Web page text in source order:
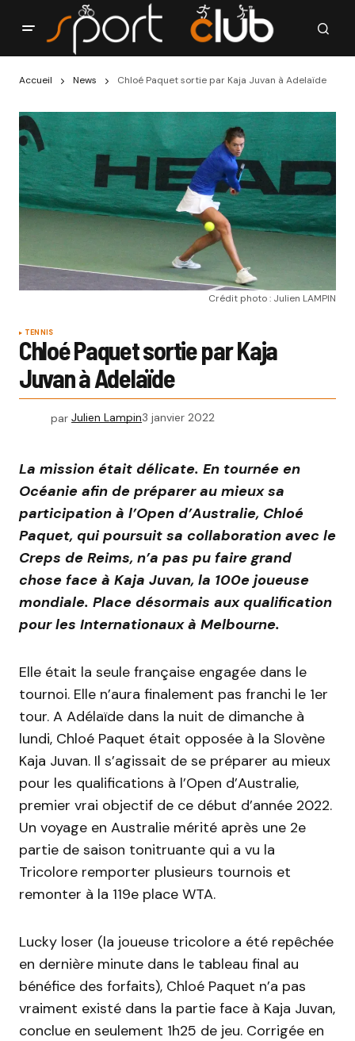
Accueil News Chloé Paquet sortie par Kaja Juvan à Adelaïde
Crédit photo : Julien LAMPIN
TENNIS
Chloé Paquet sortie par Kaja
Juvan à Adelaïde
par Julien Lampin3 janvier 2022
La mission était délicate. En tournée en
Océanie afin de préparer au mieux sa
participation à l’Open d’Australie, Chloé
Paquet, qui poursuit sa collaboration avec le
Creps de Reims, n’a pas pu faire grand
chose face à Kaja Juvan, la 100e joueuse
mondiale. Place désormais aux qualification
pour les Internationaux à Melbourne.
Elle était la seule française engagée dans le
tournoi. Elle n’aura finalement pas franchi le 1er
tour. A Adélaïde dans la nuit de dimanche à
lundi, Chloé Paquet était opposée à la Slovène
Kaja Juvan. Il s’agissait de se préparer au mieux
pour les qualifications à l’Open d’Australie,
premier vrai objectif de ce début d’année 2022.
Un voyage en Australie mérité après une 2e
partie de saison tonitruante qui a vu la
Tricolore remporter plusieurs tournois et
remonter à la 119e place WTA.
Lucky loser (la joueuse tricolore a été repêchée
en dernière minute dans le tableau final au
bénéfice des forfaits), Chloé Paquet n’a pas
vraiment existé dans la partie face à Kaja Juvan,
conclue en seulement 1h25 de jeu. Corrigée en